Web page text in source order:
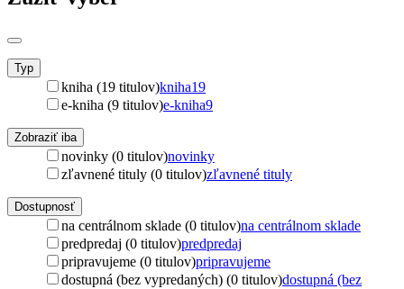
Typ
kniha (19 titulov)kniha19
e-kniha (9 titulov)e-kniha9
Zobraziť iba
novinky (0 titulov)novinky
zľavnené tituly (0 titulov)zľavnené tituly
Dostupnosť
na centrálnom sklade (0 titulov)na centrálnom sklade
predpredaj (0 titulov)predpredaj
pripravujeme (0 titulov)pripravujeme
dostupná (bez vypredaných) (0 titulov)dostupná (bez